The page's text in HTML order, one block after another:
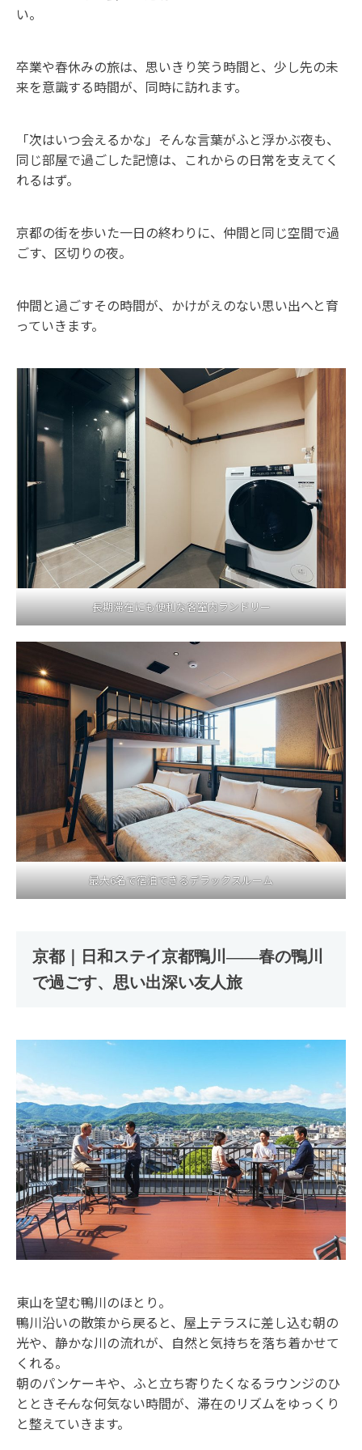
い。
卒業や春休みの旅は、思いきり笑う時間と、少し先の未
来を意識する時間が、同時に訪れます。
「次はいつ会えるかな」そんな言葉がふと浮かぶ夜も、
同じ部屋で過ごした記憶は、これからの日常を支えてく
れるはず。
京都の街を歩いた一日の終わりに、仲間と同じ空間で過
ごす、区切りの夜。
仲間と過ごすその時間が、かけがえのない思い出へと育
っていきます。
長期滞在にも便利な客室内ランドリー
最大6名で宿泊できるデラックスルーム
京都｜日和ステイ京都鴨川――春の鴨川
で過ごす、思い出深い友人旅
東山を望む鴨川のほとり。
鴨川沿いの散策から戻ると、屋上テラスに差し込む朝の
光や、静かな川の流れが、自然と気持ちを落ち着かせて
くれる。
朝のパンケーキや、ふと立ち寄りたくなるラウンジのひ
ととき――そんな何気ない時間が、滞在のリズムをゆっくり
と整えていきます。